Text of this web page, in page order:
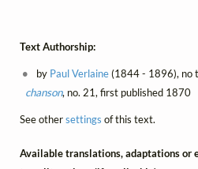
Text Authorship:
by Paul Verlaine(1844 - 1896), no
chanson, no. 21, first published 1870
See othersettings of this text.
Available translations, adaptations or